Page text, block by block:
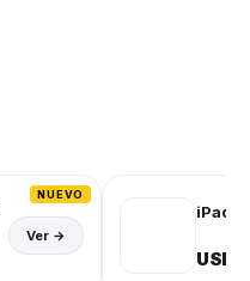
NUEVO
Ver →
iPad
USD